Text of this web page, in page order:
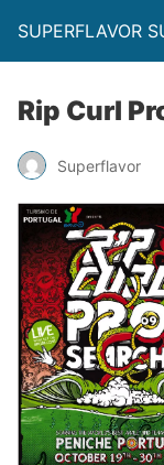
SUPERFLAVOR
Rip Curl
Superflavor